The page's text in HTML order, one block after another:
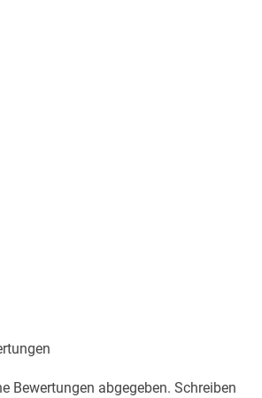
Bewertungen abgegeben. Schreiben